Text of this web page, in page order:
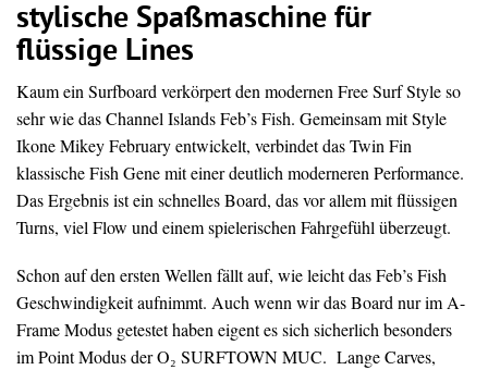
stylische Spaßmaschine für
flüssige Lines
Kaum ein Surfboard verkörpert den modernen Free Surf Style so
sehr wie das Channel Islands Feb’s Fish. Gemeinsam mit Style
Ikone Mikey February entwickelt, verbindet das Twin Fin
klassische Fish Gene mit einer deutlich moderneren Performance.
Das Ergebnis ist ein schnelles Board, das vor allem mit flüssigen
Turns, viel Flow und einem spielerischen Fahrgefühl überzeugt.
Schon auf den ersten Wellen fällt auf, wie leicht das Feb’s Fish
Geschwindigkeit aufnimmt. Auch wenn wir das Board nur im A-
Frame Modus getestet haben eigent es sich sicherlich besonders
im Point Modus der O₂ SURFTOWN MUC. Lange Carves,